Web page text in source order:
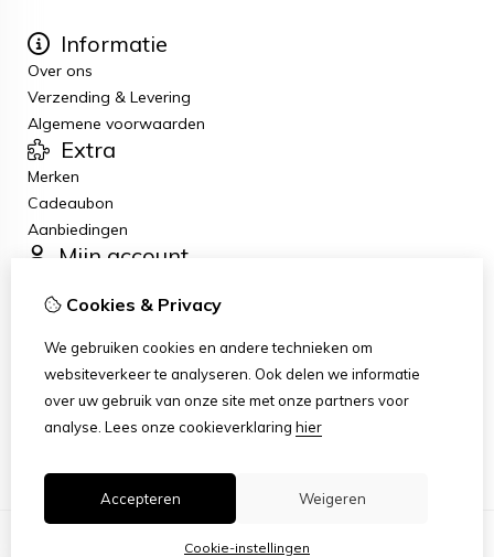
Informatie
Over ons
Verzending & Levering
Algemene voorwaarden
Extra
Merken
Cadeaubon
Aanbiedingen
Mijn account
Bestelhistorie
Nieuwsbrief
Klantenservice
Sitemap
Cookies & Privacy
We gebruiken cookies en andere technieken om
websiteverkeer te analyseren. Ook delen we informatie
over uw gebruik van onze site met onze partners voor
analyse. Lees onze cookieverklaring hier
Accepteren Weigeren
Cookie-instellingen